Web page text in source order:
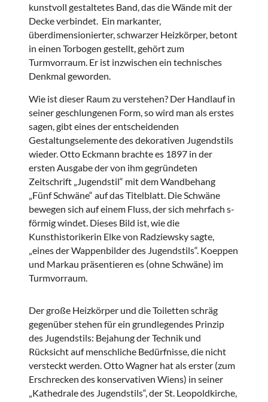
kunstvoll gestaltetes Band, das die Wände mit der
Decke verbindet. Ein markanter,
überdimensionierter, schwarzer Heizkörper, betont
in einen Torbogen gestellt, gehört zum
Turmvorraum. Er ist inzwischen ein technisches
Denkmal geworden.
Wie ist dieser Raum zu verstehen? Der Handlauf in
seiner geschlungenen Form, so wird man als erstes
sagen, gibt eines der entscheidenden
Gestaltungselemente des dekorativen Jugendstils
wieder. Otto Eckmann brachte es 1897 in der
ersten Ausgabe der von ihm gegründeten
Zeitschrift „Jugendstil“ mit dem Wandbehang
„Fünf Schwäne“ auf das Titelblatt. Die Schwäne
bewegen sich auf einem Fluss, der sich mehrfach s-
förmig windet. Dieses Bild ist, wie die
Kunsthistorikerin Elke von Radziewsky sagte,
„eines der Wappenbilder des Jugendstils“. Koeppen
und Markau präsentieren es (ohne Schwäne) im
Turmvorraum.
Der große Heizkörper und die Toiletten schräg
gegenüber stehen für ein grundlegendes Prinzip
des Jugendstils: Bejahung der Technik und
Rücksicht auf menschliche Bedürfnisse, die nicht
versteckt werden. Otto Wagner hat als erster (zum
Erschrecken des konservativen Wiens) in seiner
„Kathedrale des Jugendstils“, der St. Leopoldkirche,